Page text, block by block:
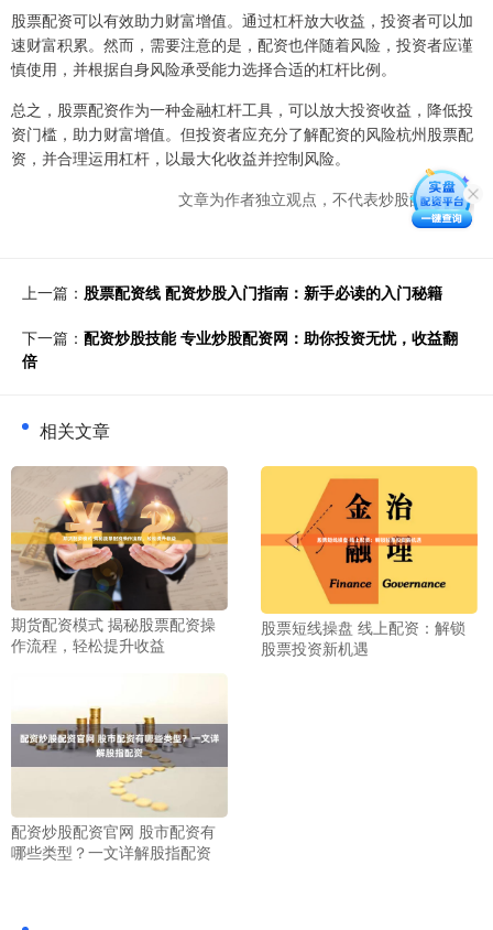
股票配资可以有效助力财富增值。通过杠杆放大收益，投资者可以加
速财富积累。然而，需要注意的是，配资也伴随着风险，投资者应谨
慎使用，并根据自身风险承受能力选择合适的杠杆比例。
总之，股票配资作为一种金融杠杆工具，可以放大投资收益，降低投
资门槛，助力财富增值。但投资者应充分了解配资的风险杭州股票配
资，并合理运用杠杆，以最大化收益并控制风险。
文章为作者独立观点，不代表炒股配资观点
上一篇： 股票配资线 配资炒股入门指南：新手必读的入门秘籍
下一篇： 配资炒股技能 专业炒股配资网：助你投资无忧，收益翻
倍
相关文章
期货配资模式 揭秘股票配资操
作流程，轻松提升收益
股票短线操盘 线上配资：解锁
股票投资新机遇
配资炒股配资官网 股市配资有
哪些类型？一文详解股指配资